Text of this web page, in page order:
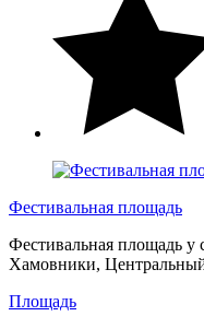
Фестивальная площадь
Фестивальная площадь
Хамовники,
Площадь